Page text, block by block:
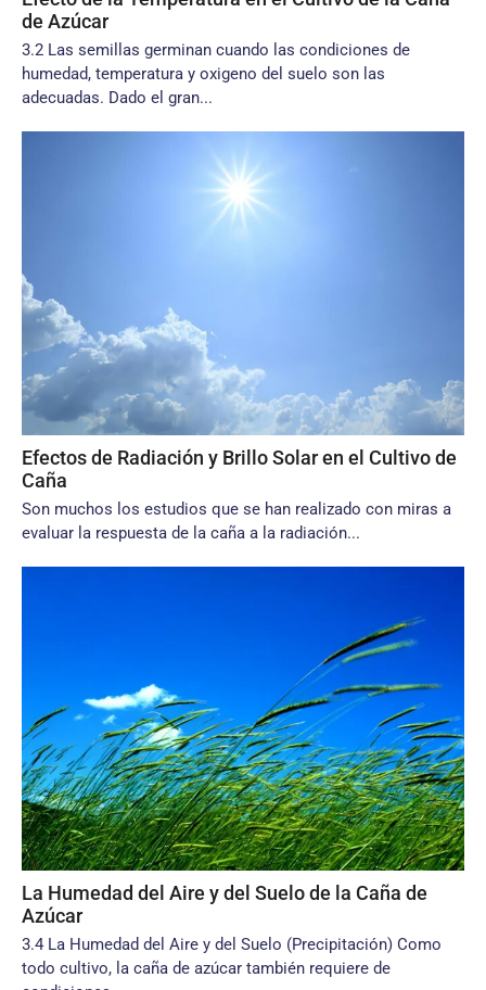
de Azúcar
3.2 Las semillas germinan cuando las condiciones de
humedad, temperatura y oxigeno del suelo son las
adecuadas. Dado el gran...
Efectos de Radiación y Brillo Solar en el Cultivo de
Caña
Son muchos los estudios que se han realizado con miras a
evaluar la respuesta de la caña a la radiación...
La Humedad del Aire y del Suelo de la Caña de
Azúcar
3.4 La Humedad del Aire y del Suelo (Precipitación) Como
todo cultivo, la caña de azúcar también requiere de